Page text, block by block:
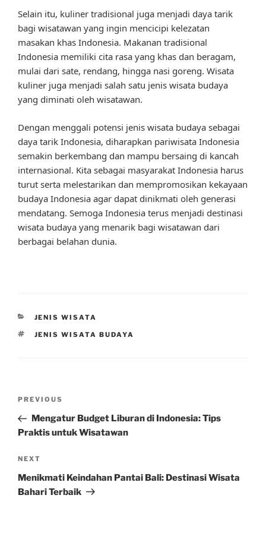
Selain itu, kuliner tradisional juga menjadi daya tarik
bagi wisatawan yang ingin mencicipi kelezatan
masakan khas Indonesia. Makanan tradisional
Indonesia memiliki cita rasa yang khas dan beragam,
mulai dari sate, rendang, hingga nasi goreng. Wisata
kuliner juga menjadi salah satu jenis wisata budaya
yang diminati oleh wisatawan.
Dengan menggali potensi jenis wisata budaya sebagai
daya tarik Indonesia, diharapkan pariwisata Indonesia
semakin berkembang dan mampu bersaing di kancah
internasional. Kita sebagai masyarakat Indonesia harus
turut serta melestarikan dan mempromosikan kekayaan
budaya Indonesia agar dapat dinikmati oleh generasi
mendatang. Semoga Indonesia terus menjadi destinasi
wisata budaya yang menarik bagi wisatawan dari
berbagai belahan dunia.
CATEGORIES
JENIS WISATA
TAGS
JENIS WISATA BUDAYA
Previous
Post
PREVIOUS
Mengatur Budget Liburan di Indonesia: Tips
Praktis untuk Wisatawan
Next
Post
NEXT
Menikmati Keindahan Pantai Bali: Destinasi Wisata
Bahari Terbaik